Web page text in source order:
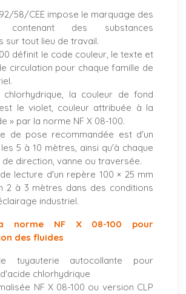
58/CEE impose le marquage des
contenant des substances
sur tout lieu de travail.
définit le code couleur, le texte et
circulation pour chaque famille de
chlorhydrique, la couleur de fond
le violet, couleur attribuée à la
» par la norme NF X 08-100.
de pose recommandée est d'un
5 à 10 mètres, ainsi qu'à chaque
direction, vanne ou traversée.
lecture d'un repère 100 × 25 mm
2 à 3 mètres dans des conditions
industriel.
NF X 08-100 pour
des fluides
tuyauterie autocollante pour
chlorhydrique
NF X 08-100 ou version CLP